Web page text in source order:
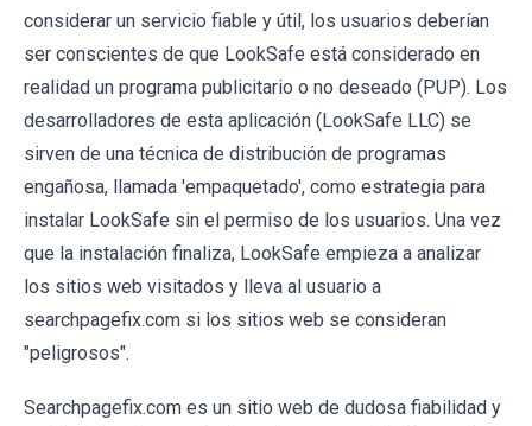
considerar un servicio fiable y útil, los usuarios deberían
ser conscientes de que LookSafe está considerado en
realidad un programa publicitario o no deseado (PUP). Los
desarrolladores de esta aplicación (LookSafe LLC) se
sirven de una técnica de distribución de programas
engañosa, llamada 'empaquetado', como estrategia para
instalar LookSafe sin el permiso de los usuarios. Una vez
que la instalación finaliza, LookSafe empieza a analizar
los sitios web visitados y lleva al usuario a
searchpagefix.com si los sitios web se consideran
"peligrosos".
Searchpagefix.com es un sitio web de dudosa fiabilidad y